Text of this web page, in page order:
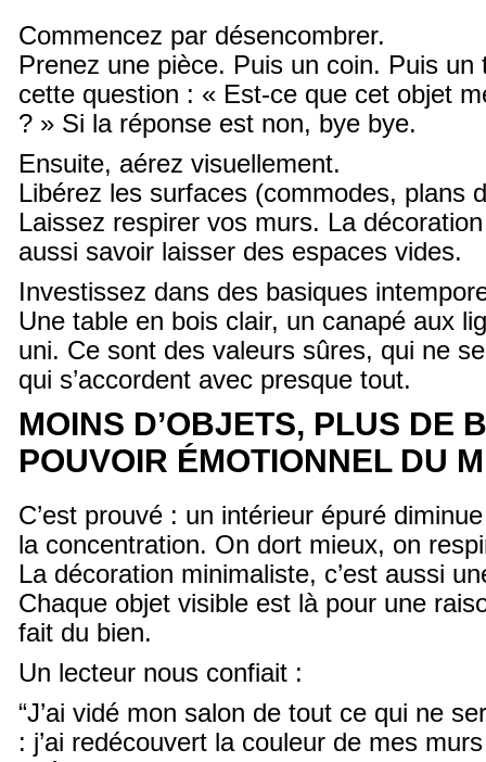
Commencez par désencombrer.
Prenez une pièce. Puis un coin. Puis un
cette question : « Est-ce que cet objet
? » Si la réponse est non, bye bye.
Ensuite, aérez visuellement.
Libérez les surfaces (commodes, plans
Laissez respirer vos murs. La
aussi savoir laisser des espaces vides.
Investissez dans des basiques
Une table en bois clair, un canapé aux
uni. Ce sont des valeurs sûres, qui ne
qui s’accordent avec presque tout.
MOINS D’OBJETS, PLUS DE
POUVOIR ÉMOTIONNEL DU
C’est prouvé : un intérieur épuré
la concentration. On dort mieux, on
La décoration minimaliste, c’est aussi
Chaque objet visible est là pour une
fait du bien.
Un lecteur nous confiait :
“J’ai vidé mon salon de tout ce qui ne
: j’ai redécouvert la couleur de mes